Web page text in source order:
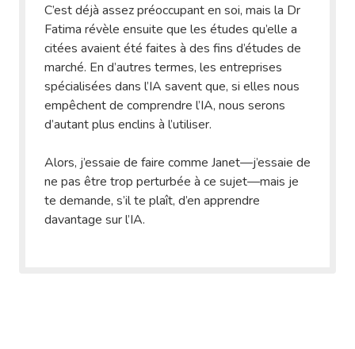
C’est déjà assez préoccupant en soi, mais la Dr
Fatima révèle ensuite que les études qu’elle a
citées avaient été faites à des fins d’études de
marché. En d’autres termes, les entreprises
spécialisées dans l’IA savent que, si elles nous
empêchent de comprendre l’IA, nous serons
d’autant plus enclins à l’utiliser.
Alors, j’essaie de faire comme Janet—j’essaie de
ne pas être trop perturbée à ce sujet—mais je
te demande, s’il te plaît, d’en apprendre
davantage sur l’IA.